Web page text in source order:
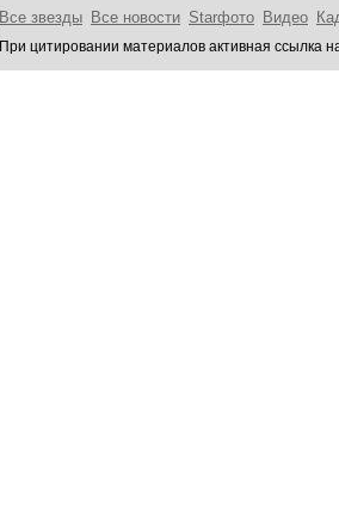
Все звезды Все новости Starфото Видео
При цитировании материалов активная ссылка